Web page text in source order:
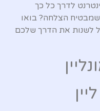
לדרך כל כך
שמבטיח הצלחה? בואו
לשנות את הדרך שלכם